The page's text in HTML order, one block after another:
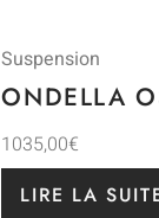
Suspension
ONDELLA
1035,00€
LIRE LA